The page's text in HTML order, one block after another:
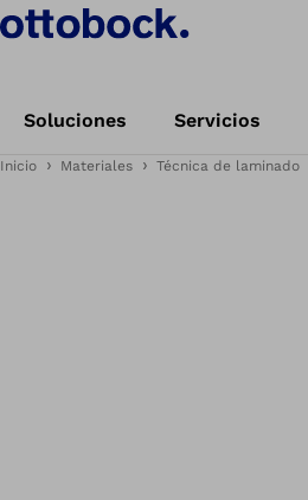
Soluciones Servicios
Inicio Materiales Técnica de laminado